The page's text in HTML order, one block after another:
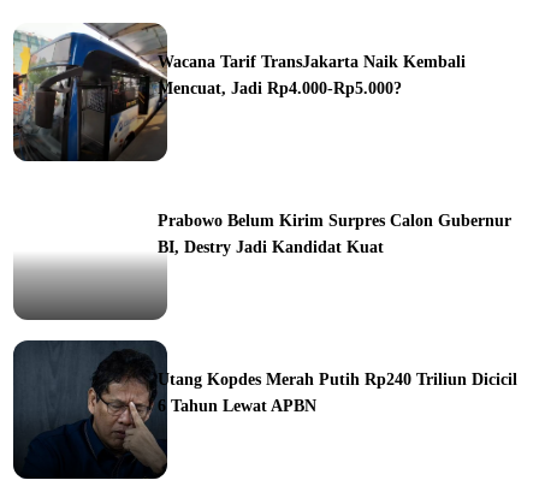
Wacana Tarif TransJakarta Naik Kembali
Mencuat, Jadi Rp4.000-Rp5.000?
Prabowo Belum Kirim Surpres Calon Gubernur
BI, Destry Jadi Kandidat Kuat
Utang Kopdes Merah Putih Rp240 Triliun Dicicil
6 Tahun Lewat APBN